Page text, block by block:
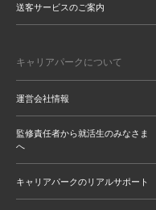
送客サービスのご案内
キャリアパークについて
運営会社情報
監修責任者から就活生のみなさま
へ
キャリアパークのリアルサポート